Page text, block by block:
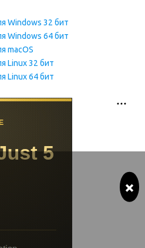
Windows 32 бит
Windows 64 бит
macOS
Linux 32 бит
Linux 64 бит
×